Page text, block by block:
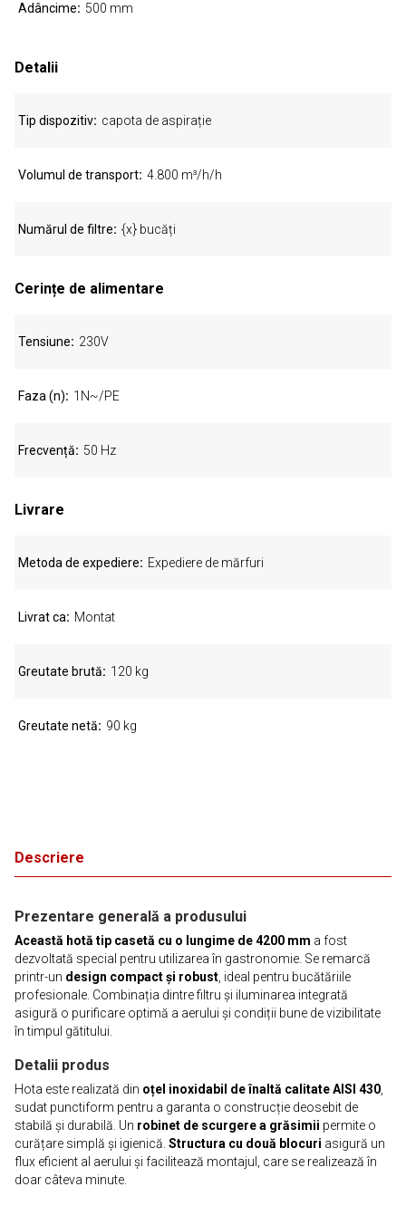
Descriere
Prezentare generală a produsului
Această hotă tip casetă cu o lungime de 4200 mm a fost
dezvoltată special pentru utilizarea în gastronomie. Se remarcă
printr-un design compact și robust , ideal pentru bucătăriile
profesionale. Combinația dintre filtru și iluminarea integrată
asigură o purificare optimă a aerului și condiții bune de vizibilitate
în timpul gătitului.
Detalii produs
Hota este realizată din oțel inoxidabil de înaltă calitate AISI 430
sudat punctiform pentru a garanta o construcție deosebit de
stabilă și durabilă. Un robinet de scurgere a grăsimii permite o
curățare simplă și igienică. Structura cu două blocuri asigură un
flux eficient al aerului și facilitează montajul, care se realizează în
doar câteva minute.
Adâncime 500 mm
Detalii
Tip dispozitiv capota de aspirație
Volumul de transport 4.800 m³/h/h
Numărul de filtre {x} bucăți
Cerințe de alimentare
Tensiune 230V
Faza (n) 1N~/PE
Frecvență 50 Hz
Livrare
Metoda de expediere Expediere de mărfuri
Livrat ca Montat
Greutate brută 120 kg
Greutate netă 90 kg